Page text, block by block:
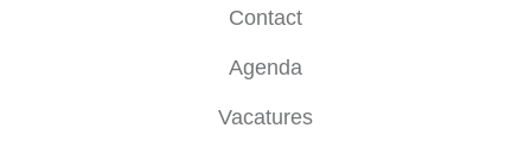
Contact
Agenda
Vacatures